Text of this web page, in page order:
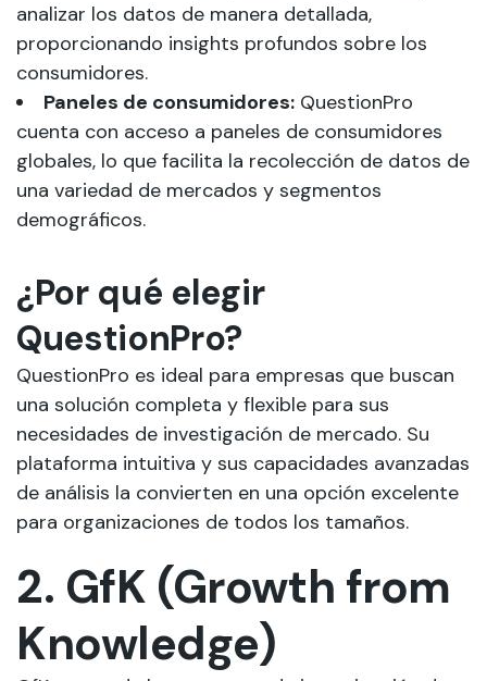
analizar los datos de manera detallada,
proporcionando insights profundos sobre los
consumidores.
Paneles de consumidores: QuestionPro
cuenta con acceso a paneles de consumidores
globales, lo que facilita la recolección de datos de
una variedad de mercados y segmentos
demográficos.
¿Por qué elegir
QuestionPro?
QuestionPro es ideal para empresas que buscan
una solución completa y flexible para sus
necesidades de investigación de mercado. Su
plataforma intuitiva y sus capacidades avanzadas
de análisis la convierten en una opción excelente
para organizaciones de todos los tamaños.
2. GfK (Growth from
Knowledge)